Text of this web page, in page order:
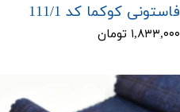
فاستونی کوکما کد 111/1
۱,۸۳۳,۰۰۰ تومان